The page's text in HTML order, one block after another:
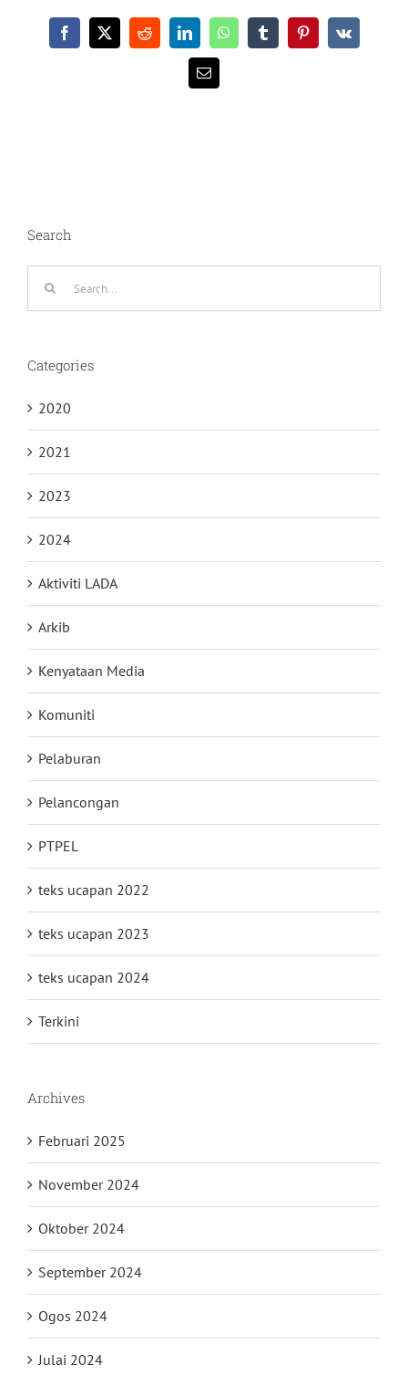
Facebook
X RedditLinkedInWhatsAppTumblrPinterest
Vk
Email
Search
Categories
2020
2021
2023
2024
Aktiviti LADA
Arkib
Kenyataan Media
Komuniti
Pelaburan
Pelancongan
PTPEL
teks ucapan 2022
teks ucapan 2023
teks ucapan 2024
Terkini
Archives
Februari 2025
November 2024
Oktober 2024
September 2024
Ogos 2024
Julai 2024